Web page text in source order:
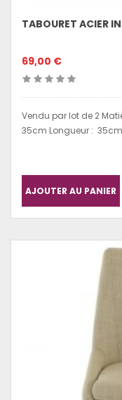
TABOURET ACIER
69,00 €
Vendu par lot de 2
35cm Longueur : 35cm
AJOUTER AU PANIER